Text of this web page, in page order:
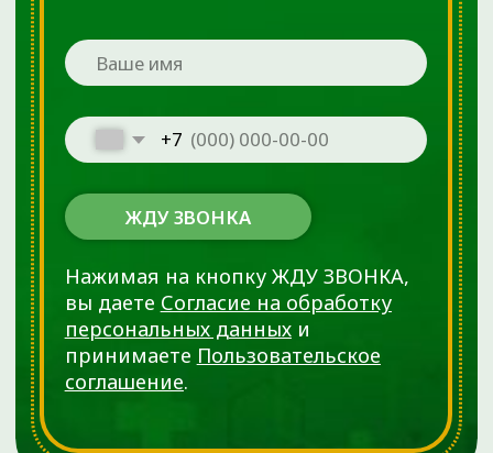
О клинике:
Преимущества
Наши акции
Наши цены
Лицензии
Отзывы
Пациентам
Что лечим:
Артриты
Грыжи позвоночника
Hallux valgus
Синовиты
Травмы
Наши партнеры
Повреждения менисков
Правовая и
юридическая
информация